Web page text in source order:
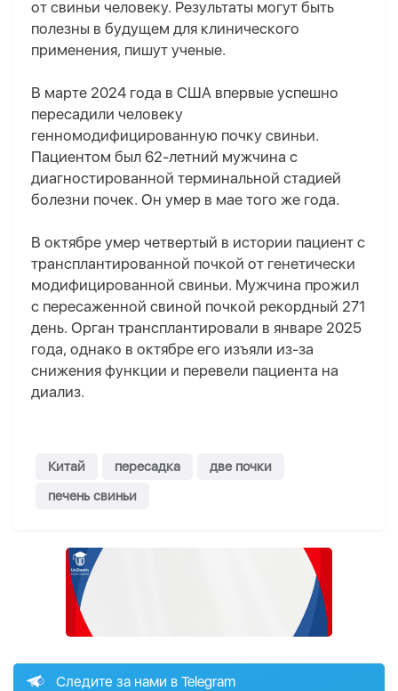
от свиньи человеку. Результаты могут быть
полезны в будущем для клинического
применения, пишут ученые.
В марте 2024 года в США впервые успешно
пересадили человеку
генномодифицированную почку свиньи.
Пациентом был 62-летний мужчина с
диагностированной терминальной стадией
болезни почек. Он умер в мае того же года.
В октябре умер четвертый в истории пациент с
трансплантированной почкой от генетически
модифицированной свиньи. Мужчина прожил
с пересаженной свиной почкой рекордный 271
день. Орган трансплантировали в январе 2025
года, однако в октябре его изъяли из-за
снижения функции и перевели пациента на
диализ.
Китай пересадка
две почки
печень свиньи
Следите за нами в Telegram